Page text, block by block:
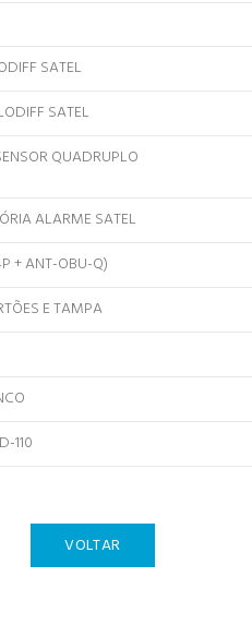
SATEL
SATEL
QUADRUPLO
ALARME SATEL
+ ANT-OBU-Q)
E TAMPA
110
VOLTAR